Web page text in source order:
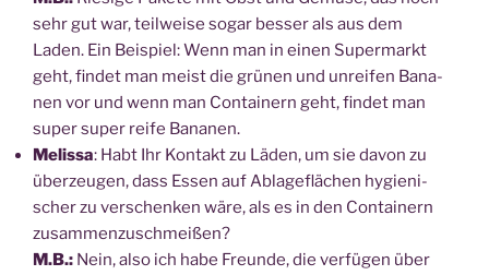
sehr gut war, teil­wei­se sogar bes­ser als aus dem
Laden. Ein Bei­spiel: Wenn man in einen Super­markt
geht, fin­det man meist die grü­nen und unrei­fen Bana­
nen vor und wenn man Con­tai­nern geht, fin­det man
super super rei­fe Bananen.
Melis­sa: Habt Ihr Kon­takt zu Läden, um sie davon zu
über­zeu­gen, dass Essen auf Abla­ge­flä­chen hygie­ni­
scher zu ver­schen­ken wäre, als es in den Con­tai­nern
zusam­men­zu­schmei­ßen?
M.B.: Nein, also ich habe Freun­de, die ver­fü­gen über